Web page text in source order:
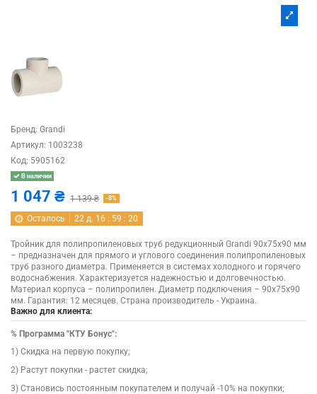
Бренд: Grandi
Артикул: 1003238
Код: 5905162
В наличии
1 047 ₴ 1 139 ₴ -8%
Осталось 22 д. 16 : 59 :20
Тройник для полипропиленовых труб редукционный Grandi 90х75х90 мм
– предназначен для прямого и углового соединения полипропиленовых
труб разного диаметра. Применяется в системах холодного и горячего
водоснабжения. Характеризуется надежностью и долговечностью.
Материал корпуса – полипропилен. Диаметр подключения – 90х75х90
мм. Гарантия: 12 месяцев. Страна производитель - Украина.
Важно для клиента:
% Программа "КТУ Бонус":
1) Скидка на первую покупку;
2) Растут покупки - растет скидка;
3) Становись постоянным покупателем и получай -10% на покупки;